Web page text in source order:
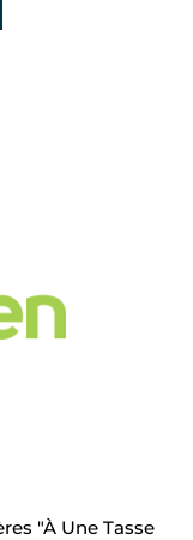
"À Une Tasse